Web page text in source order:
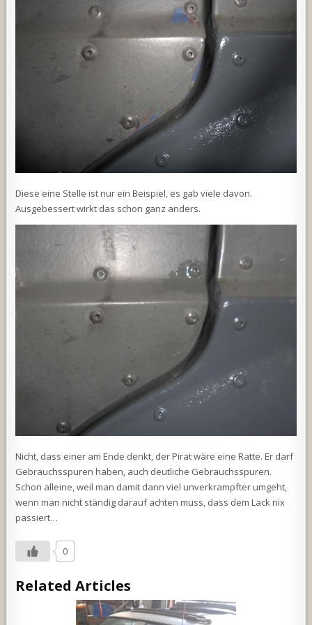
Diese eine Stelle ist nur ein Beispiel, es gab viele davon.
Ausgebessert wirkt das schon ganz anders.
Nicht, dass einer am Ende denkt, der Pirat wäre eine Ratte. Er darf
Gebrauchsspuren haben, auch deutliche Gebrauchsspuren.
Schon alleine, weil man damit dann viel unverkrampfter umgeht,
wenn man nicht ständig darauf achten muss, dass dem Lack nix
passiert…
0
Related Articles